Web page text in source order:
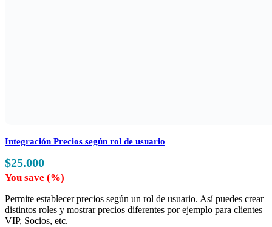
Integración Precios según rol de usuario
$25.000
You save (%)
Permite establecer precios según un rol de usuario. Así puedes crear
distintos roles y mostrar precios diferentes por ejemplo para clientes
VIP, Socios, etc.